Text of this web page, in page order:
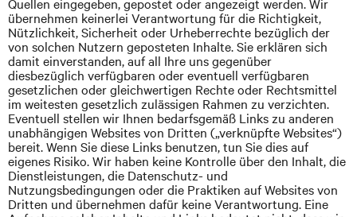
übernehmen keinerlei Verantwortung für die Richtigkeit,
Nützlichkeit, Sicherheit oder Urheberrechte bezüglich der
von solchen Nutzern geposteten Inhalte. Sie erklären sich
damit einverstanden, auf all Ihre uns gegenüber
diesbezüglich verfügbaren oder eventuell verfügbaren
gesetzlichen oder gleichwertigen Rechte oder Rechtsmittel
im weitesten gesetzlich zulässigen Rahmen zu verzichten.
Eventuell stellen wir Ihnen bedarfsgemäß Links zu anderen
unabhängigen Websites von Dritten („verknüpfte Websites“)
bereit. Wenn Sie diese Links benutzen, tun Sie dies auf
eigenes Risiko. Wir haben keine Kontrolle überden Inhalt, die
Dienstleistungen, die Datenschutz- und
Nutzungsbedingungen oder die Praktiken auf Websites von
Dritten und übernehmen dafür keine Verantwortung. Eine